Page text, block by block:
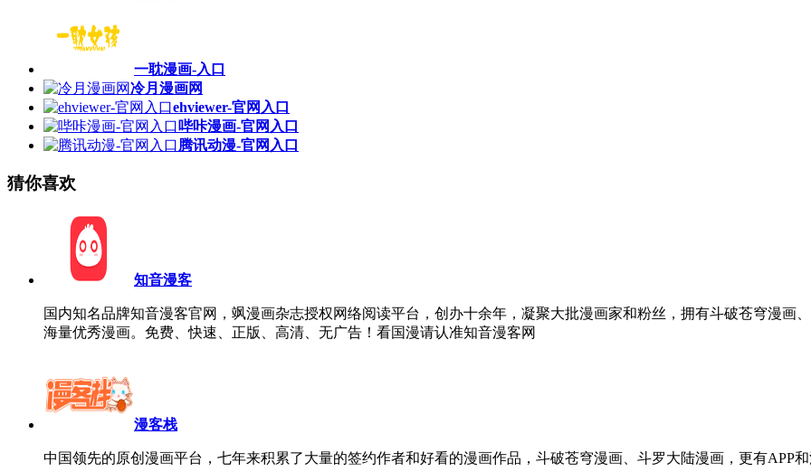
一耽漫画-入口
冷月漫画网
ehviewer-官网入口
哔咔漫画-官网入口
腾讯动漫-官网入口
猜你喜欢
知音漫客
国内知名品牌知音漫客官网，飒漫画杂志授权网络阅读平台，创办十余年，凝聚大批漫画家和粉丝，拥有斗破苍穹漫画
海量优秀漫画。免费、快速、正版、高清、无广告！看国漫请认准知音漫客网
漫客栈
中国领先的原创漫画平台，七年来积累了大量的签约作者和好看的漫画作品，斗破苍穹漫画、斗罗大陆漫画，更有APP